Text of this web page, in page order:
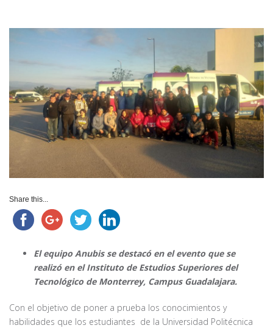
Share this...
El equipo Anubis se destacó en el evento que se
realizó en el Instituto de Estudios Superiores del
Tecnológico de Monterrey, Campus Guadalajara.
Con el objetivo de poner a prueba los conocimientos y
habilidades que los estudiantes de la Universidad Politécnica